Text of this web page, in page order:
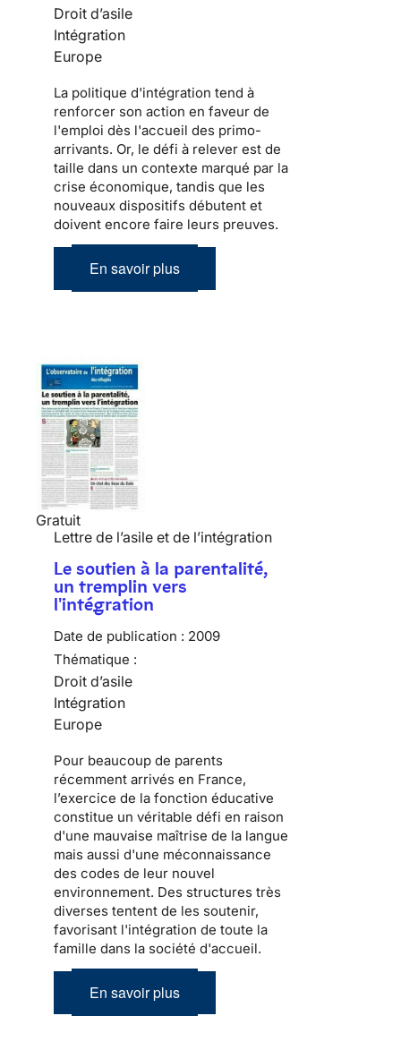
Droit d’asile
Intégration
Europe
La politique d'intégration tend à
renforcer son action en faveur de
l'emploi dès l'accueil des primo-
arrivants. Or, le défi à relever est de
taille dans un contexte marqué par la
crise économique, tandis que les
nouveaux dispositifs débutent et
doivent encore faire leurs preuves.
En savoir plus
Gratuit
Lettre de l’asile et de l’intégration
Le soutien à la parentalité,
un tremplin vers
l'intégration
Date de publication : 2009
Thématique :
Droit d’asile
Intégration
Europe
Pour beaucoup de parents
récemment arrivés en France,
l’exercice de la fonction éducative
constitue un véritable défi en raison
d'une mauvaise maîtrise de la langue
mais aussi d'une méconnaissance
des codes de leur nouvel
environnement. Des structures très
diverses tentent de les soutenir,
favorisant l'intégration de toute la
famille dans la société d'accueil.
En savoir plus